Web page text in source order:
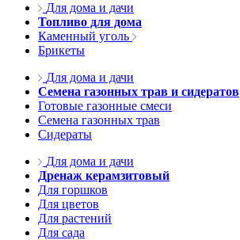
Для дома и дачи
Топливо для дома
Каменный уголь
Брикеты
Для дома и дачи
Семена газонных трав и сидератов
Готовые газонные смеси
Семена газонных трав
Сидераты
Для дома и дачи
Дренаж керамзитовый
Для горшков
Для цветов
Для растений
Для сада